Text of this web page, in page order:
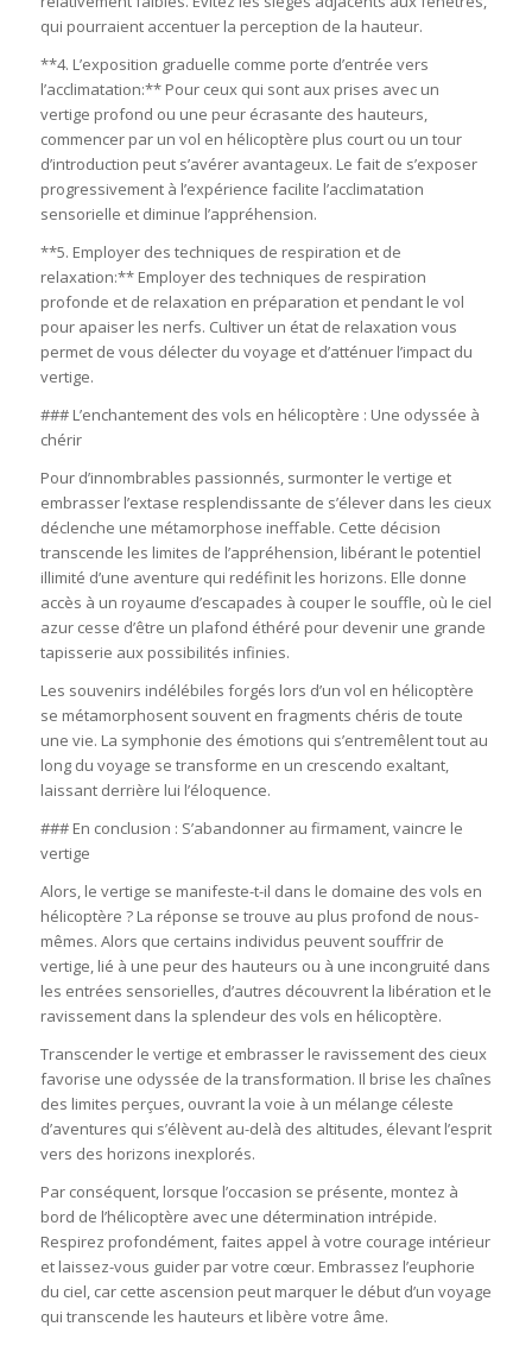
qui pourraient accentuer la perception de la hauteur.
**4. L’exposition graduelle comme porte d’entrée vers
l’acclimatation:** Pour ceux qui sont aux prises avec un
vertige profond ou une peur écrasante des hauteurs,
commencer par un vol en hélicoptère plus court ou un tour
d’introduction peut s’avérer avantageux. Le fait de s’exposer
progressivement à l’expérience facilite l’acclimatation
sensorielle et diminue l’appréhension.
**5. Employer des techniques de respiration et de
relaxation:** Employer des techniques de respiration
profonde et de relaxation en préparation et pendant le vol
pour apaiser les nerfs. Cultiver un état de relaxation vous
permet de vous délecter du voyage et d’atténuer l’impact du
vertige.
### L’enchantement des vols en hélicoptère : Une odyssée à
chérir
Pour d’innombrables passionnés, surmonter le vertige et
embrasser l’extase resplendissante de s’élever dans les cieux
déclenche une métamorphose ineffable. Cette décision
transcende les limites de l’appréhension, libérant le potentiel
illimité d’une aventure qui redéfinit les horizons. Elle donne
accès à un royaume d’escapades à couper le souffle, où le ciel
azur cesse d’être un plafond éthéré pour devenir une grande
tapisserie aux possibilités infinies.
Les souvenirs indélébiles forgés lors d’un vol en hélicoptère
se métamorphosent souvent en fragments chéris de toute
une vie. La symphonie des émotions qui s’entremêlent tout au
long du voyage se transforme en un crescendo exaltant,
laissant derrière lui l’éloquence.
### En conclusion : S’abandonner au firmament, vaincre le
vertige
Alors, le vertige se manifeste-t-il dans le domaine des vols en
hélicoptère ? La réponse se trouve au plus profond de nous-
mêmes. Alors que certains individus peuvent souffrir de
vertige, lié à une peur des hauteurs ou à une incongruité dans
les entrées sensorielles, d’autres découvrent la libération et le
ravissement dans la splendeur des vols en hélicoptère.
Transcender le vertige et embrasser le ravissement des cieux
favorise une odyssée de la transformation. Il brise les chaînes
des limites perçues, ouvrant la voie à un mélange céleste
d’aventures qui s’élèvent au-delà des altitudes, élevant l’esprit
vers des horizons inexplorés.
Par conséquent, lorsque l’occasion se présente, montez à
bord de l’hélicoptère avec une détermination intrépide.
Respirez profondément, faites appel à votre courage intérieur
et laissez-vous guider par votre cœur. Embrassez l’euphorie
du ciel, car cette ascension peut marquer le début d’un voyage
qui transcende les hauteurs et libère votre âme.